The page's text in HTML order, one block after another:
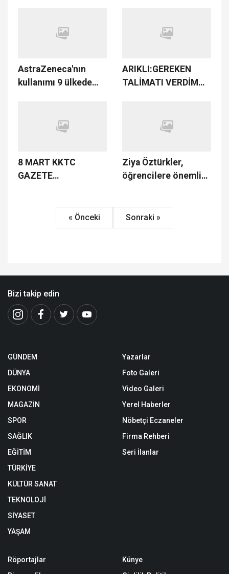
YAKITIN 15 NİSAN’DA
BİTECEĞİNİ VE
GÖMÜLECEĞİNİ
BİLDİRDİ
AstraZeneca'nın
kullanımı 9 ülkede
ARIKLI:GEREKEN
TALİMATI VERDİM
8 MART KKTC
GAZETE
Ziya Öztürkler,
öğrencilere önemli
« Önceki Sonraki »
Bizi takip edin
GÜNDEM
DÜNYA
EKONOMİ
MAGAZİN
SPOR
SAĞLIK
EĞİTİM
TÜRKİYE
KÜLTÜR SANAT
TEKNOLOJİ
SİYASET
YAŞAM
Yazarlar
Foto Galeri
Video Galeri
Yerel Haberler
Nöbetçi Eczaneler
Firma Rehberi
Seri İlanlar
Röportajlar
Künye